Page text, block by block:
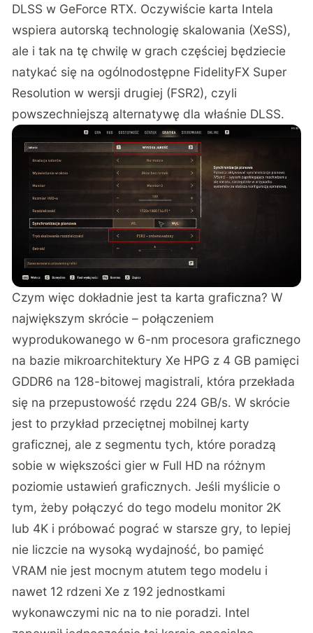
DLSS w GeForce RTX. Oczywiście karta Intela
wspiera autorską technologię skalowania (XeSS),
ale i tak na tę chwilę w grach częściej będziecie
natykać się na ogólnodostępne FidelityFX Super
Resolution w wersji drugiej (FSR2), czyli
powszechniejszą alternatywę dla właśnie DLSS.
Czym więc dokładnie jest ta karta graficzna? W
największym skrócie – połączeniem
wyprodukowanego w 6-nm procesora graficznego
na bazie mikroarchitektury Xe HPG z 4 GB pamięci
GDDR6 na 128-bitowej magistrali, która przekłada
się na przepustowość rzędu 224 GB/s. W skrócie
jest to przykład przeciętnej mobilnej karty
graficznej, ale z segmentu tych, które poradzą
sobie w większości gier w Full HD na różnym
poziomie ustawień graficznych. Jeśli myślicie o
tym, żeby połączyć do tego modelu monitor 2K
lub 4K i próbować pograć w starsze gry, to lepiej
nie liczcie na wysoką wydajność, bo pamięć
VRAM nie jest mocnym atutem tego modelu i
nawet 12 rdzeni Xe z 192 jednostkami
wykonawczymi nic na to nie poradzi. Intel